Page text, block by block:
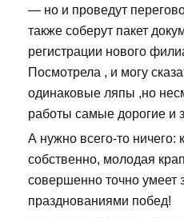
— но и проведут
также соберут пакет
регистрации нового
Посмотрела , и могу
одинаковые ляпы ,но
работы самые дорогие и
А нужно всего-то ничего:
собственно, молодая
совершенно точно умеет
празднованиями побед!